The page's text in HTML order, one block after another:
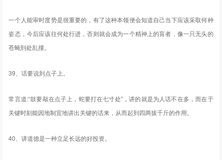
一个人能审时度势是很重要的，有了这种本领便会知道自己当下应该采取何种
姿态，今后应该往何处行进，否则就会成为一个精神上的肓者，像一只无头的
苍蝇到处乱撞。
39、话要说到点子上。
常言道:“鼓要敲在点子上，蛇要打在七寸处”，讲的就是为人话不在多，而在于
关键时刻能因地制宜地讲出关键的话来，从而起到四两拔千斤的作用。
40、讲道德是一种立足长远的好投资。